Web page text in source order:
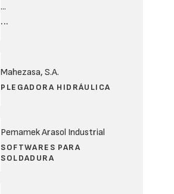
...
...
Mahezasa, S.A.
PLEGADORA HIDRÁULICA
Pemamek Arasol Industrial
SOFTWARES PARA
SOLDADURA